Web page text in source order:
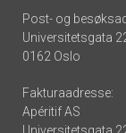
Post- og
Universitetsgata
0162 Oslo
Fakturaadresse:
Apéritif AS